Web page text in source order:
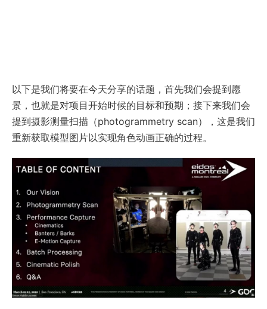
以下是我们将要在今天分享的话题，首先我们会提到愿
景，也就是对项目开始时候的目标和预期；接下来我们会
提到摄影测量扫描（photogrammetry scan），这是我们
重新获取模型图片以实现角色动画正确的过程。